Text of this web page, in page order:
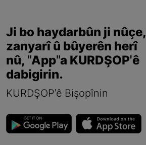
Ji bo haydarbûn ji nûçe,
zanyarî û bûyerên herî
nû, "App"a KURDŞOP'ê
dabigirin.
KURDŞOP'ê Bişopînin